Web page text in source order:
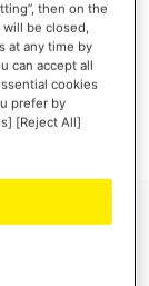
salvare più di un
then on the
will be closed,
at any time by
can accept all
cookies
prefer by
[Reject All]